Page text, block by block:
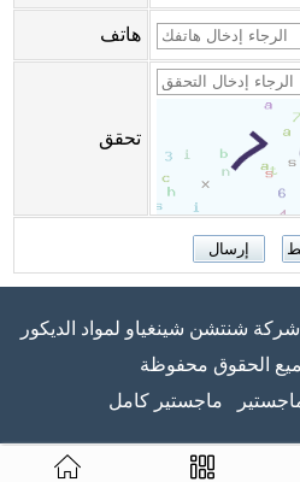
هاتف
تحقق
حقوق الطبع والنشر © 2026 شركة شنتشن شينغياو لمواد الديكور
الحقوق محفوظة
ماجستير كامل